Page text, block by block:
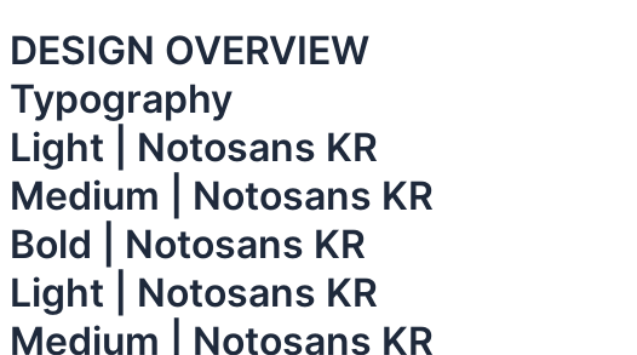
DESIGN OVERVIEW
Typography
Light | Notosans KR
Medium | Notosans KR
Bold | Notosans KR
Light | Notosans KR
Medium | Notosans KR